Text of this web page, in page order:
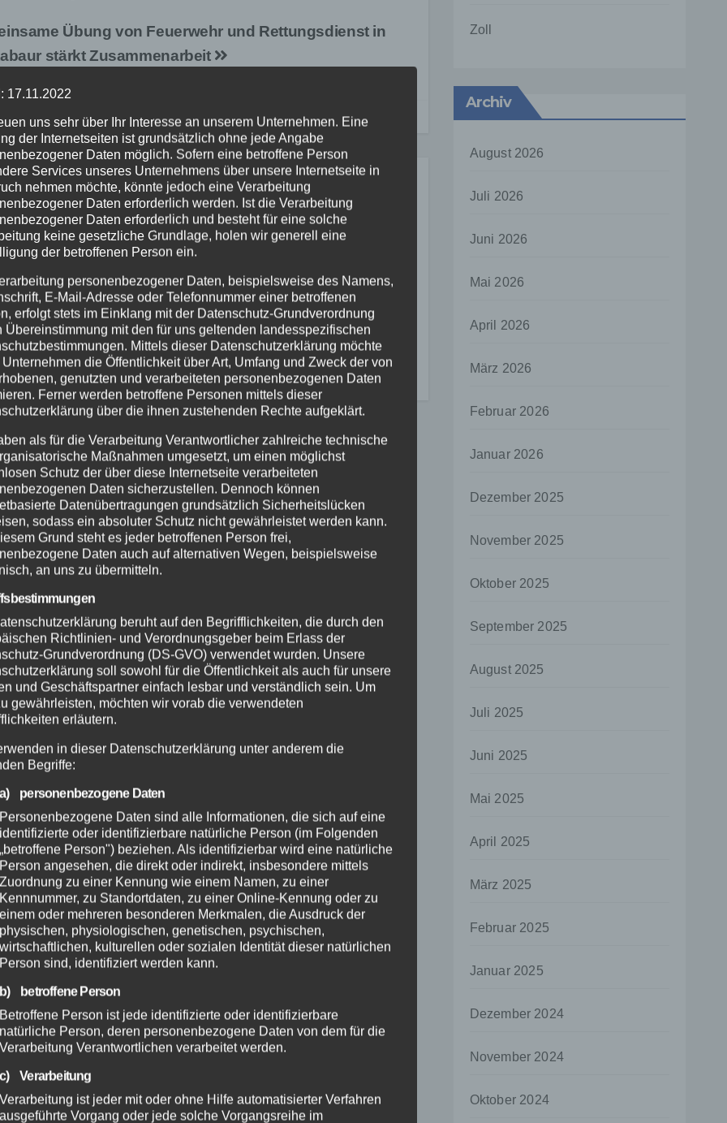
Übung von Feuerwehr und Rettungsdienst in
stärkt Zusammenarbeit
NEUWIED
Jahre
System:
50 Einsätze in
Asbach
2026
POLIZEI RETTUNGSDIENST
Rauchentwicklung
hinter
leerstehendem
Gebäude sorgt für
Feuerwehreinsatz
2. AUG. 2026
Zoll
Archiv
August 2026
Juli 2026
Juni 2026
Mai 2026
April 2026
März 2026
Februar 2026
Januar 2026
Dezember 2025
November 2025
Oktober 2025
September 2025
August 2025
Juli 2025
Juni 2025
Mai 2025
April 2025
März 2025
Februar 2025
Januar 2025
Dezember 2024
November 2024
Oktober 2024
17.11.2022
uns sehr über Ihr Interesse an unserem Unternehmen. Eine
der Internetseiten ist grundsätzlich ohne jede Angabe
Daten möglich. Sofern eine betroffene Person
Services unseres Unternehmens über unsere Internetseite in
nehmen möchte, könnte jedoch eine Verarbeitung
Daten erforderlich werden. Ist die Verarbeitung
Daten erforderlich und besteht für eine solche
keine gesetzliche Grundlage, holen wir generell eine
der betroffenen Person ein.
personenbezogener Daten, beispielsweise des Namens,
E-Mail-Adresse oder Telefonnummer einer betroffenen
erfolgt stets im Einklang mit der Datenschutz-Grundverordnung
Übereinstimmung mit den für uns geltenden landesspezifischen
Mittels dieser Datenschutzerklärung möchte
Unternehmen die Öffentlichkeit über Art, Umfang und Zweck der von
genutzten und verarbeiteten personenbezogenen Daten
Ferner werden betroffene Personen mittels dieser
über die ihnen zustehenden Rechte aufgeklärt.
als für die Verarbeitung Verantwortlicher zahlreiche technische
Maßnahmen umgesetzt, um einen möglichst
Schutz der über diese Internetseite verarbeiteten
Daten sicherzustellen. Dennoch können
Datenübertragungen grundsätzlich Sicherheitslücken
sodass ein absoluter Schutz nicht gewährleistet werden kann.
Grund steht es jeder betroffenen Person frei,
Daten auch auf alternativen Wegen, beispielsweise
an uns zu übermitteln.
beruht auf den Begrifflichkeiten, die durch den
Richtlinien- und Verordnungsgeber beim Erlass der
Grundverordnung (DS-GVO) verwendet wurden. Unsere
soll sowohl für die Öffentlichkeit als auch für unsere
und Geschäftspartner einfach lesbar und verständlich sein. Um
gewährleisten, möchten wir vorab die verwendeten
erläutern.
in dieser Datenschutzerklärung unter anderem die
Begriffe:
a) personenbezogene Daten
Personenbezogene Daten sind alle Informationen, die sich auf eine
identifizierte oder identifizierbare natürliche Person (im Folgenden
„betroffene Person") beziehen. Als identifizierbar wird eine natürliche
Person angesehen, die direkt oder indirekt, insbesondere mittels
Zuordnung zu einer Kennung wie einem Namen, zu einer
Kennnummer, zu Standortdaten, zu einer Online-Kennung oder zu
einem oder mehreren besonderen Merkmalen, die Ausdruck der
physischen, physiologischen, genetischen, psychischen,
wirtschaftlichen, kulturellen oder sozialen Identität dieser natürlichen
Person sind, identifiziert werden kann.
b) betroffene Person
Betroffene Person ist jede identifizierte oder identifizierbare
natürliche Person, deren personenbezogene Daten von dem für die
Verarbeitung Verantwortlichen verarbeitet werden.
c) Verarbeitung
Verarbeitung ist jeder mit oder ohne Hilfe automatisierter Verfahren
ausgeführte Vorgang oder jede solche Vorgangsreihe im